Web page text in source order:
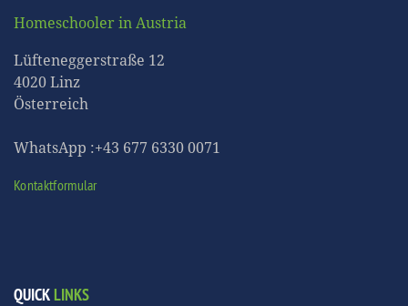
Homeschooler in Austria
Lüfteneggerstraße 12
4020 Linz
Österreich
WhatsApp :+43 677 6330 0071
Kontaktformular
QUICKLINKS